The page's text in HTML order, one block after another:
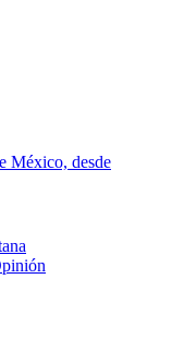
México, desde